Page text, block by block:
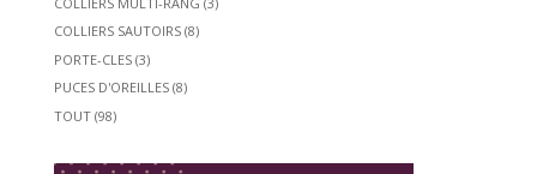
COLLIERS SAUTOIRS (8)
PORTE-CLES (3)
PUCES D'OREILLES (8)
TOUT (98)